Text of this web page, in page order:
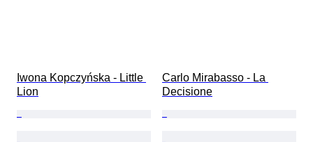
Iwona Kopczyńska - Little
Lion
Carlo Mirabasso - La
Decisione